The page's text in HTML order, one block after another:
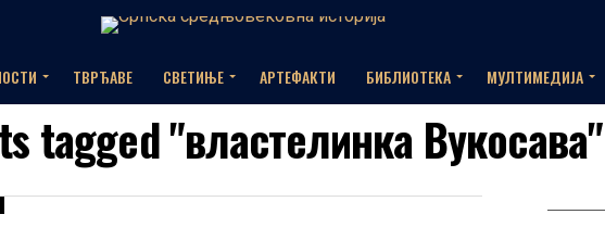
ТВРЂАВЕ СВЕТИЊЕ АРТЕФАКТИ БИБЛИОТЕКА МУЛТИМЕДИЈА
tagged "властелинка Вукосава"